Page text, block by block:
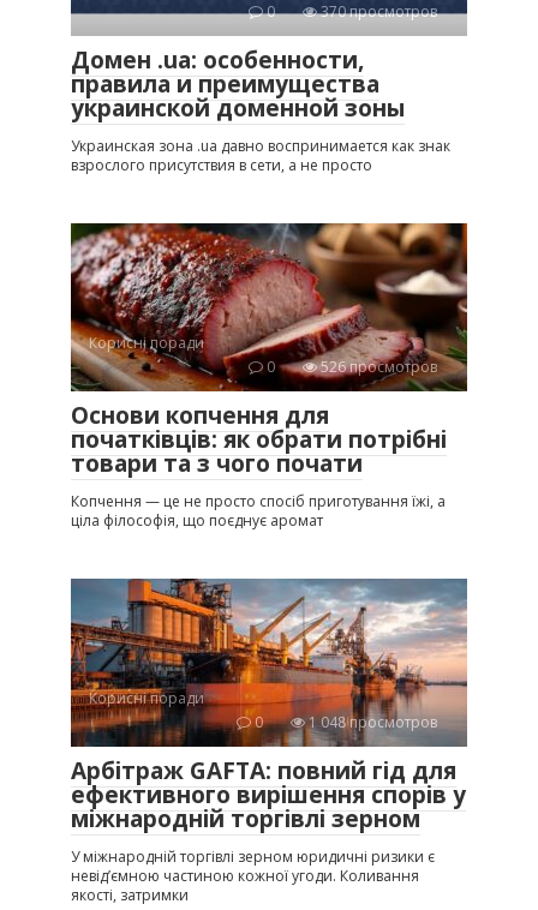
0
370 просмотров
Домен .ua: особенности,
правила и преимущества
украинской доменной зоны
Украинская зона .ua давно воспринимается как знак
взрослого присутствия в сети, а не просто
Корисні поради
0
526 просмотров
Основи копчення для
початківців: як обрати потрібні
товари та з чого почати
Копчення — це не просто спосіб приготування їжі, а
ціла філософія, що поєднує аромат
Корисні поради
0
1 048 просмотров
Арбітраж GAFTA: повний гід для
ефективного вирішення спорів у
міжнародній торгівлі зерном
У міжнародній торгівлі зерном юридичні ризики є
невід’ємною частиною кожної угоди. Коливання
якості, затримки